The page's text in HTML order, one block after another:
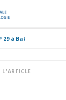
29 à Baku en
L'ARTICLE